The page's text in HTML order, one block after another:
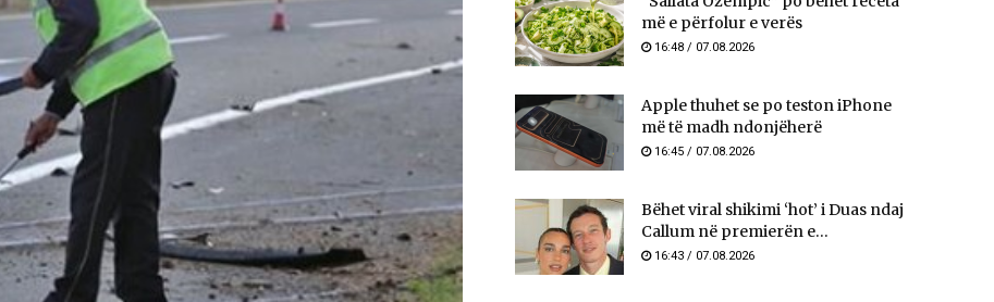
më e përfolur e verës
16:48 / 07.08.2026
Apple thuhet se po teston iPhone
më të madh ndonjëherë
16:45 / 07.08.2026
Bëhet viral shikimi ‘hot’ i Duas ndaj
Callum në premierën e...
16:43 / 07.08.2026